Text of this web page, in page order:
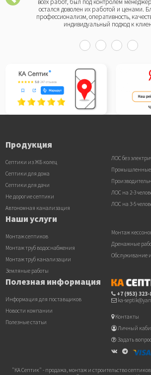
остался доволен их работой и ценами.
профессионализм, оперативность,
индивидуальный подход к
Продукция
Септики из ЖБ колец
Септики для дома
Септики для дачи
Не дорогие септики
Автономная канализация
ЛОС без
Промышленные
ЛОС на 2-3
ЛОС на 3-5
Наши услуги
Монтаж септиков
Монтаж труб водоснабжения
Монтаж труб канализации
Земляные работы
Монтаж
Дренажные
Обслуживание
Полезная информация
Информация для поставщиков
Новости компании
Полезные статьи
+7 (953) 323-
ka-
Контакты
Личный
Задать вопрос
"КА Септик" - продажа, монтаж и строительство